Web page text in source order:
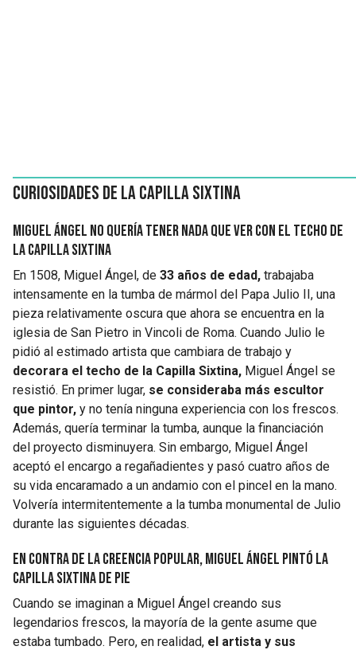
Curiosidades de la Capilla Sixtina
Miguel Ángel no quería tener nada que ver con el techo de
la Capilla Sixtina
En 1508, Miguel Ángel, de 33 años de edad, trabajaba
intensamente en la tumba de mármol del Papa Julio II, una
pieza relativamente oscura que ahora se encuentra en la
iglesia de San Pietro in Vincoli de Roma. Cuando Julio le
pidió al estimado artista que cambiara de trabajo y
decorara el techo de la Capilla Sixtina, Miguel Ángel se
resistió. En primer lugar, se consideraba más escultor
que pintor, y no tenía ninguna experiencia con los frescos.
Además, quería terminar la tumba, aunque la financiación
del proyecto disminuyera. Sin embargo, Miguel Ángel
aceptó el encargo a regañadientes y pasó cuatro años de
su vida encaramado a un andamio con el pincel en la mano.
Volvería intermitentemente a la tumba monumental de Julio
durante las siguientes décadas.
En contra de la creencia popular, Miguel Ángel pintó la
Capilla Sixtina de pie
Cuando se imaginan a Miguel Ángel creando sus
legendarios frescos, la mayoría de la gente asume que
estaba tumbado. Pero, en realidad, el artista y sus